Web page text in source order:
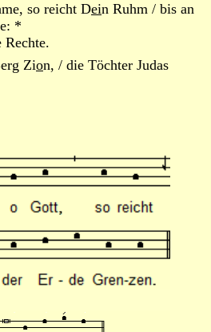
so reicht Dein Ruhm / bis an
*
Rechte.
Zion, / die Töchter Judas